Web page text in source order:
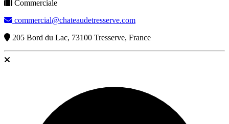
Commerciale
commercial@chateaudetresserve.com
205 Bord du Lac, 73100 Tresserve, France